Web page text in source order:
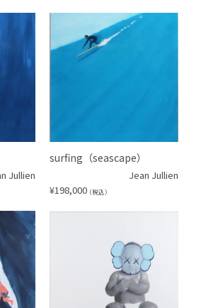
Jullien
surfing（seascape）
Jean Jullien
¥198,000 （税込）